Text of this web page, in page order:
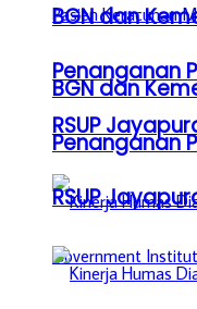
BGN dan
Penanganan
RSUP
BGN dan
Penanganan
RSUP